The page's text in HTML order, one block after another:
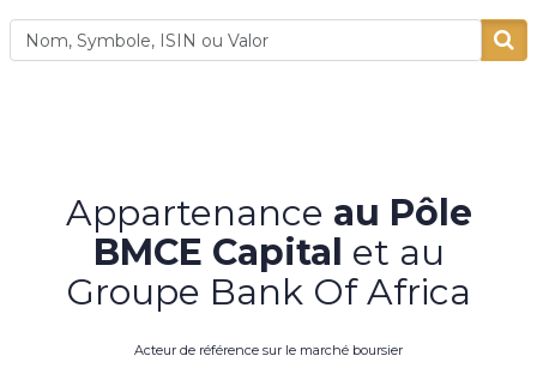
Appartenance au Pôle
BMCE Capital et au
Groupe Bank Of Africa
Acteur de référence sur le marché boursier